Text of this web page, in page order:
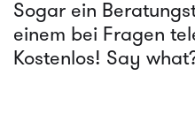
Sogar ein
einem bei Fragen
Kostenlos! Say